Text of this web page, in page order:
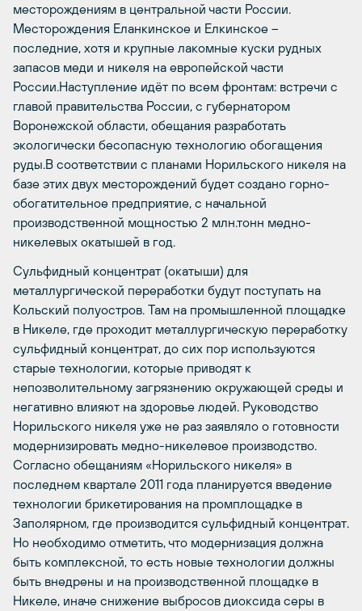
месторождениям в центральной части России.
Месторождения Еланкинское и Елкинское –
последние, хотя и крупные лакомные куски рудных
запасов меди и никеля на европейской части
России.Наступление идёт по всем фронтам: встречи с
главой правительства России, с губернатором
Воронежской области, обещания разработать
экологически бесопасную технологию обогащения
руды.В соответствии с планами Норильского никеля на
базе этих двух месторождений будет создано горно-
обогатительное предприятие, с начальной
производственной мощностью 2 млн.тонн медно-
никелевых окатышей в год.
Сульфидный концентрат (окатыши) для
металлургической переработки будут поступать на
Кольский полуостров. Там на промышленной площадке
в Никеле, где проходит металлургическую переработку
сульфидный концентрат, до сих пор используются
старые технологии, которые приводят к
непозволительному загрязнению окружающей среды и
негативно влияют на здоровье людей. Руководство
Норильского никеля уже не раз заявляло о готовности
модернизировать медно-никелевое производство.
Согласно обещаниям «Норильского никеля» в
последнем квартале 2011 года планируется введение
технологии брикетирования на промплощадке в
Заполярном, где производится сульфидный концентрат.
Но необходимо отметить, что модернизация должна
быть комплексной, то есть новые технологии должны
быть внедрены и на производственной площадке в
Никеле, иначе снижение выбросов диоксида серы в